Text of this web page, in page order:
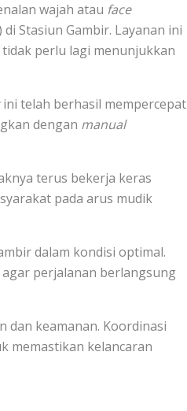
wajah atau face
Stasiun Gambir. Layanan ini
perlu lagi menunjukkan
ini telah berhasil mempercepat
dengan manual
terus bekerja keras
pada arus mudik
dalam kondisi optimal.
perjalanan berlangsung
dan keamanan. Koordinasi
memastikan kelancaran